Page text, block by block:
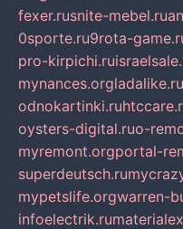
fexer.rusnite-mebel.ru
0sporte.ru9rota-
pro-kirpichi.ru
mynances.orgladalike.ru
odnokartinki.ru
oysters-digital.ruo-
myremont.orgportal-
superdeutsch.ru
mypetslife.orgwarren-
infoelectrik.ru